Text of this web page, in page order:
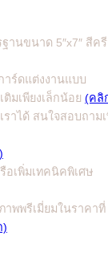
านขนาด 5″x7″ สีค
ร์ดแต่งงานแบบ
มเพียงเล็กน้อย (คลิ
าได้ สนใจสอบถาม
อเพิ่มเทคนิคพิเศษ
พพรีเมี่ยมในราคาที่
)